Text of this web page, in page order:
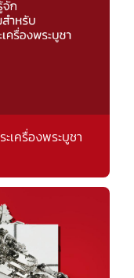
เครื่องพระบูชา